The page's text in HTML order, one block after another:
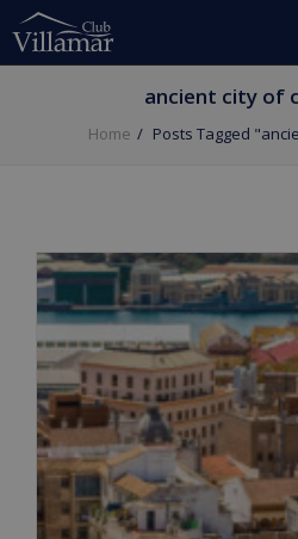
ancient city of
Home Posts Tagged